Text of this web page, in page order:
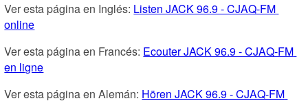
Ver esta página en Inglés: Listen JACK 96.9 - CJAQ-FM
online
Ver esta página en Francés: Ecouter JACK 96.9 - CJAQ-FM
en ligne
Ver esta página en Alemán: Hören JACK 96.9 - CJAQ-FM